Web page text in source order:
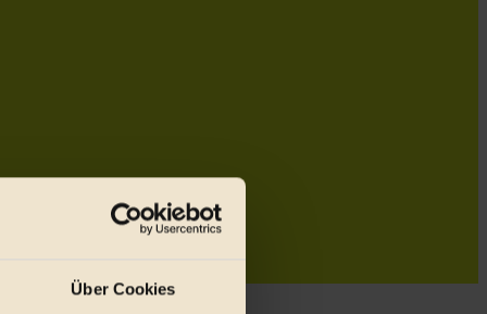
Über Cookies